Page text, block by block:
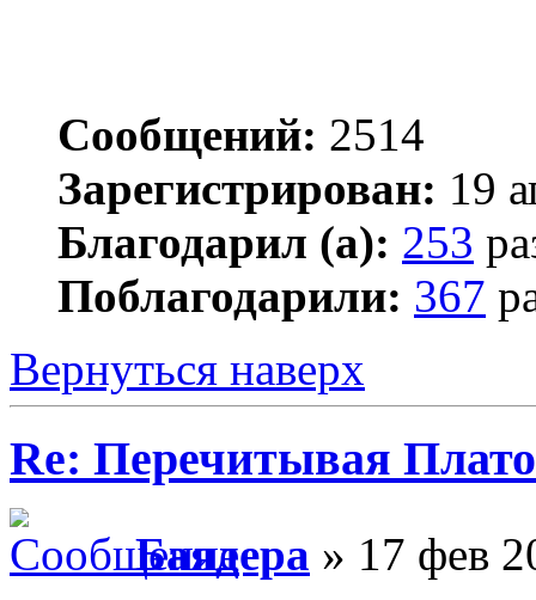
Сообщений: 2514
Зарегистрирован: 19
Благодарил (а): 253
Поблагодарили: 367
Вернуться наверх
Re: Перечитывая
Баядера » 17 фев